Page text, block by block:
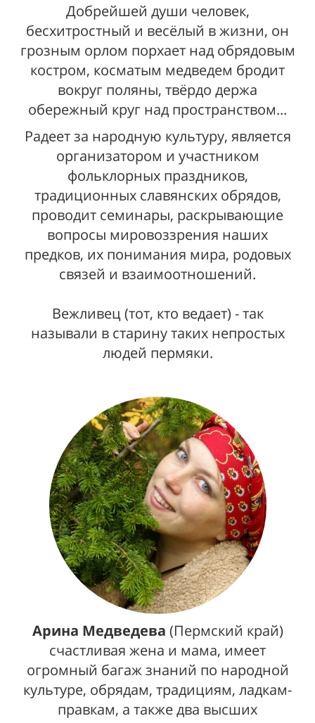
Добрейшей души человек,
бесхитростный и весёлый в жизни, он
грозным орлом порхает над обрядовым
костром, косматым медведем бродит
вокруг поляны, твёрдо держа
обережный круг над пространством...
Радеет за народную культуру, является
организатором и участником
фольклорных праздников,
традиционных славянских обрядов,
проводит семинары, раскрывающие
вопросы мировоззрения наших
предков, их понимания мира, родовых
связей и взаимоотношений.
Вежливец (тот, кто ведает) - так
называли в старину таких непростых
людей пермяки.
Арина Медведева (Пермский край)
счастливая жена и мама, имеет
огромный багаж знаний по народной
культуре, обрядам, традициям, ладкам-
правкам, а также два высших